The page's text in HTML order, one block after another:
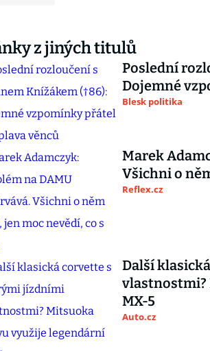
z jiných titulů
Poslední
Dojemné
Blesk politika
Marek
Všichni o
Reflex.cz
Další
vlastnostmi?
MX-5
Auto.cz